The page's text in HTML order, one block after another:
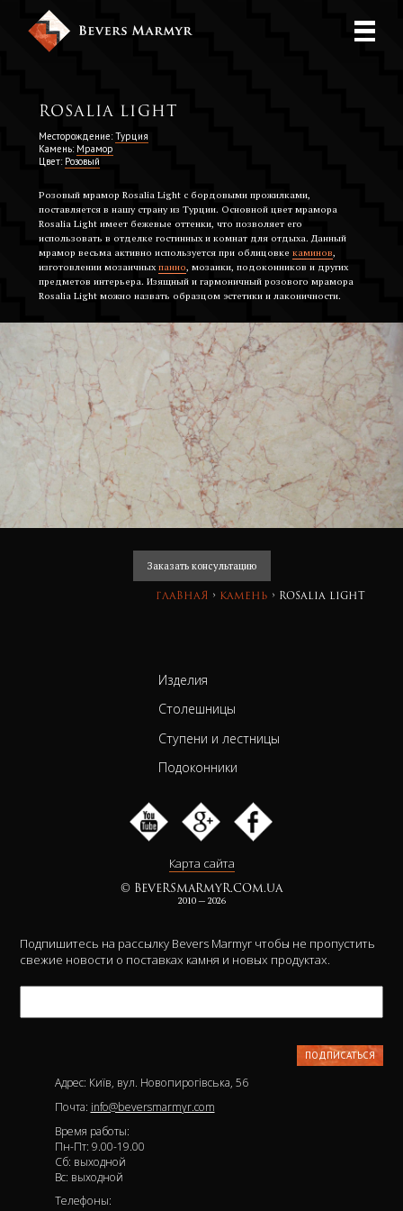
Rosalia Light
Месторождение:Турция
Камень: Мрамор
Цвет: Розовый
Розовый мрамор Rosalia Light с бордовыми прожилками,
поставляется в нашу страну из Турции. Основной цвет мрамора
Rosalia Light имеет бежевые оттенки, что позволяет его
использовать в отделке гостинных и комнат для отдыха. Данный
мрамор весьма активно используется при облицовке каминов,
изготовлении мозаичныхпанно, мозаики, подоконников и других
предметов интерьера. Изящный и гармоничный розового мрамора
Rosalia Light можно назвать образцом эстетики и лаконичности.
Заказать консультацию
Главная › камень › Rosalia Light
Изделия
Столешницы
Ступени и лестницы
Подоконники
Карта сайта
© BEVERSMARMYR.COM.UA
2010 — 2026
Подпишитесь на рассылку Bevers Marmyr чтобы не пропустить
свежие новости о поставках камня и новых продуктах.
Адрес: Київ, вул. Новопирогівська, 56
Почта: info@beversmarmyr.com
Время работы:
Пн-Пт: 9.00-19.00
Сб: выходной
Вс: выходной
Телефоны: